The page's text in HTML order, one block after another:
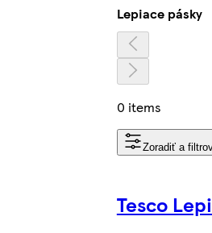
Lepiace pásky
0 items
Zoradiť a
Tesco